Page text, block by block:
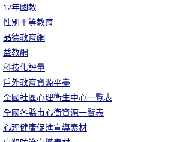
12年國教
性別平等教育
品德教育網
益教網
科技化評量
戶外教育資源平臺
全國社區心理衛生中心一覽表
全國各縣市心衛資源一覽表
心理健康促進宣導素材